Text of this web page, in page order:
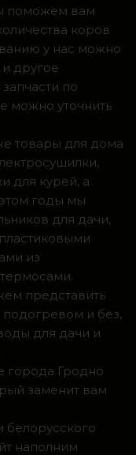
поможем вам
коров
у нас можно
другое
по
можно уточнить
товары для дома
для курей, а
годы мы
для дачи,
из
представить
подогревом и без,
для дачи и
города Гродно
заменит вам
наполним